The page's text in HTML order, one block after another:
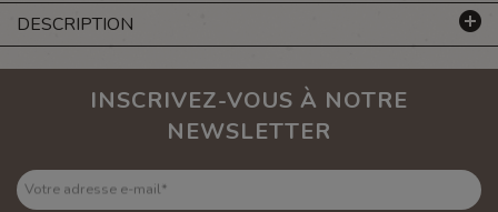
DESCRIPTION
INSCRIVEZ-VOUS À NOTRE
NEWSLETTER
Votre adresse e-mail*